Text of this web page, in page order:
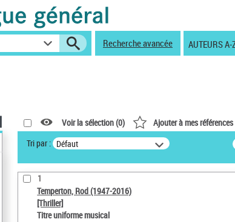
Recherche avancée AUTEURS A-
Voir la sélection (0) Ajouter à mes références
Tri par : Défaut
1
Temperton, Rod (1947-2016)
[Thriller]
Titre uniforme musical